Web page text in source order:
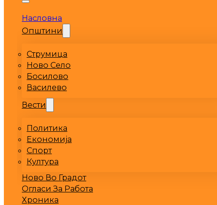
Насловна
Општини
Струмица
Ново Село
Босилово
Василево
Вести
Политика
Економија
Спорт
Култура
Ново Во Градот
Огласи За Работа
Хроника